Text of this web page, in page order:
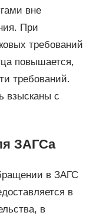
вне
При
требований
повышается,
требований.
взысканы с
ЗАГСа
в ЗАГС
в
в